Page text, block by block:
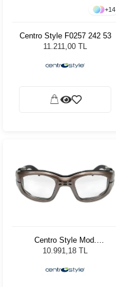
+14
Centro Style F0257 242 53
11.211,00 TL
Centro Style Mod.
F25749288000
10.991,18 TL